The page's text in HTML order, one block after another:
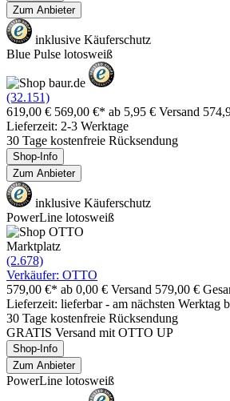
Zum Anbieter
inklusive Käuferschutz
Blue Pulse lotosweiß
(32.151)
619,00 € 569,00 €* ab 5,95 € Versand
Lieferzeit: 2-3 Werktage
30 Tage kostenfreie Rücksendung
Shop-Info
Zum Anbieter
inklusive Käuferschutz
PowerLine lotosweiß
Marktplatz
(2.678)
Verkäufer: OTTO
579,00 €* ab 0,00 € Versand 579,00 €
Lieferzeit: lieferbar - am nächsten Werktag
30 Tage kostenfreie Rücksendung
GRATIS Versand mit OTTO UP
Shop-Info
Zum Anbieter
PowerLine lotosweiß